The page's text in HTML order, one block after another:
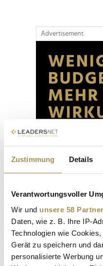
Zustimmung Details
Verantwortungsvoller
Wir und unsere 58 Partner
Daten, wie z. B. Ihre IP-
Technologien wie
Gerät zu speichern und
personalisierte Werbung
Advertisement